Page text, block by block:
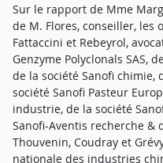
Sur le rapport de Mme
de M. Flores, conseiller, les
Fattaccini et Rebeyrol,
Genzyme Polyclonals SAS,
de la société Sanofi chimie,
société Sanofi Pasteur
industrie, de la société
Sanofi-Aventis recherche &
Thouvenin, Coudray et
nationale des industries